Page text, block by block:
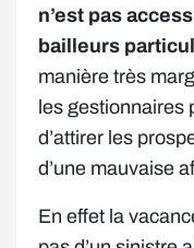
n’est pas
bailleurs
manière très
les gestionnaires
d’attirer les
d’une mauvaise
En effet la